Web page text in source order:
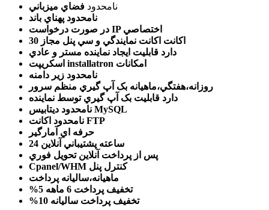
نامحدود فضاي ميزباني
نامحدود پهناي باند
در صورت درخواست
IP اختصاصي
30 اکانت اکانت نمايندگي و سي پنل مجاز
دارد قابليت ايجاد نماينده مستر و عادي
اسکريپت installatron امکانات
نامحدود زير دامنه
روزانه،هفتگي،ماهيانه بک آپ گيري منظم سرور
دارد قابليت بک آپ گيري توسط نماينده
نامحدود ديتابيس MySQL
نامحدود اکانت FTP
حرفه اي آمارگير
24 ساعته پشتيباني آنلاين
پس از پرداخت آنلاين تحويل فوري
Cpanel/WHM کنترل پنل
ماهيانه،ساليانه پرداخت
%5
تخفيف پرداخت 6 ماهه
%10 تخفيف پرداخت ساليانه